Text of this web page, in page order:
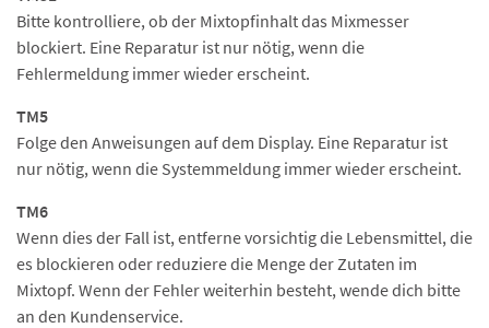
Bitte kontrolliere, ob der Mixtopfinhalt das Mixmesser
blockiert. Eine Reparatur ist nur nötig, wenn die
Fehlermeldung immer wieder erscheint.
TM5
Folge den Anweisungen auf dem Display. Eine Reparatur ist
nur nötig, wenn die Systemmeldung immer wieder erscheint.
TM6
Wenn dies der Fall ist, entferne vorsichtig die Lebensmittel, die
es blockieren oder reduziere die Menge der Zutaten im
Mixtopf. Wenn der Fehler weiterhin besteht, wende dich bitte
an den Kundenservice.